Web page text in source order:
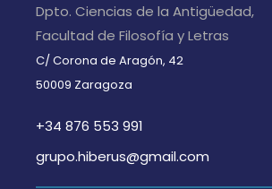
Dpto. Ciencias de la Antigüedad,
Facultad de Filosofía y Letras
C/ Corona de Aragón, 42
50009 Zaragoza
+34 876 553 991
grupo.hiberus@gmail.com